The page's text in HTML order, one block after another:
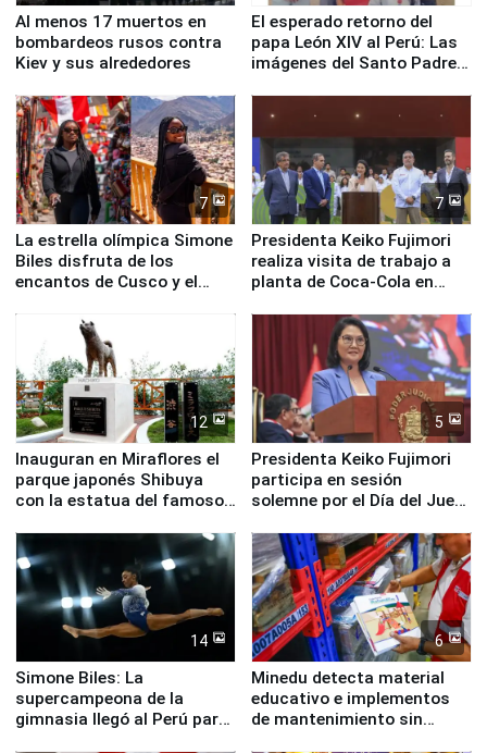
Al menos 17 muertos en
bombardeos rusos contra
Kiev y sus alrededores
El esperado retorno del
papa León XIV al Perú: Las
imágenes del Santo Padre
7
La estrella olímpica Simone
Biles disfruta de los
encantos de Cusco y el
7
Presidenta Keiko Fujimori
realiza visita de trabajo a
planta de Coca-Cola en
12
Inauguran en Miraflores el
parque japonés Shibuya
con la estatua del famoso
5
Presidenta Keiko Fujimori
participa en sesión
solemne por el Día del Juez
14
Simone Biles: La
supercampeona de la
gimnasia llegó al Perú para
6
Minedu detecta material
educativo e implementos
de mantenimiento sin